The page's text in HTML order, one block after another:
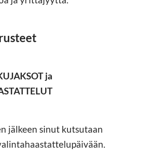
ja
jälkeen sinut kutsutaan